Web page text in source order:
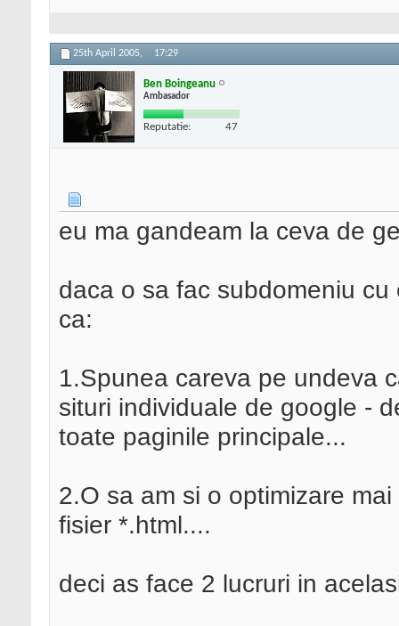
25th April 2005, 17:29
Ben Boingeanu
Ambasador
Reputatie: 47
eu ma gandeam la ceva de
daca o sa fac subdomeniu
ca:
1.Spunea careva pe undeva
situri individuale de google -
toate paginile principale...
2.O sa am si o optimizare
fisier *.html....
deci as face 2 lucruri in